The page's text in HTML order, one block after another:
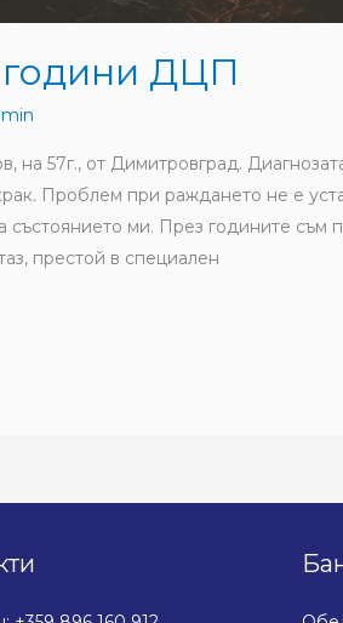
години ДЦП
на 57г., от Димитровград.
Проблем при раждането не е
състоянието ми. През годините съм
престой в специален